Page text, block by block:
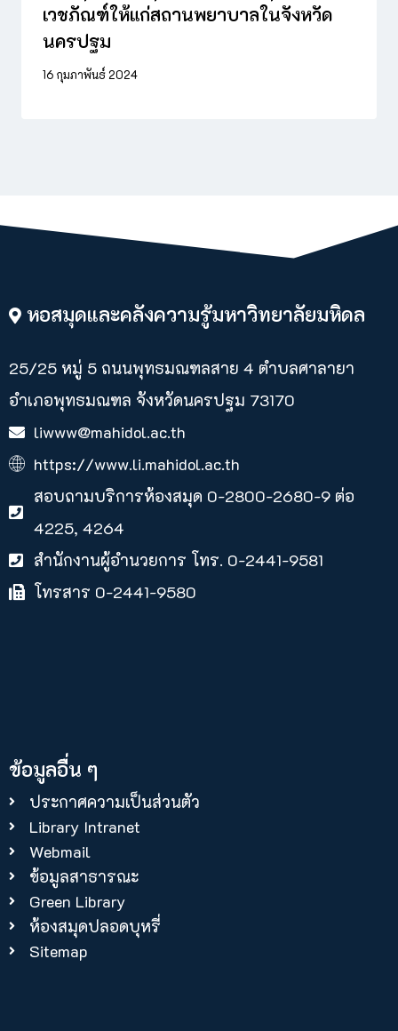
เวชภัณฑ์ให้แก่สถานพยาบาลในจังหวัด
นครปฐม
16 กุมภาพันธ์ 2024
หอสมุดและคลังความรู้มหาวิทยาลัยมหิดล
25/25 หมู่ 5 ถนนพุทธมณฑลสาย 4 ตำบลศาลายา​
อำเภอพุทธมณฑล จังหวัดนครปฐม 73170
liwww@mahidol.ac.th
https://www.li.mahidol.ac.th
สอบถามบริการห้องสมุด 0-2800-2680-9 ต่อ
4225, 4264
สำนักงานผู้อำนวยการ โทร. 0-2441-9581
โทรสาร 0-2441-9580
ข้อมูลอื่น ๆ
ประกาศความเป็นส่วนตัว
Library Intranet
Webmail
ข้อมูลสาธารณะ
Green Library
ห้องสมุดปลอดบุหรี่
Sitemap